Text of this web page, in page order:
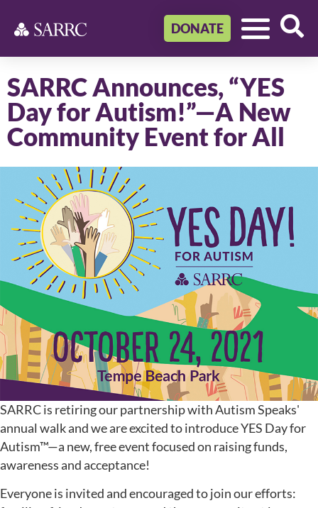
DONATE
SARRC Announces, “YES
Day for Autism!”—A New
Community Event for All
SARRC is retiring our partnership with Autism Speaks'
annual walk and we are excited to introduce YES Day for
Autism™—a new, free event focused on raising funds,
awareness and acceptance!
Everyone is invited and encouraged to join our efforts: